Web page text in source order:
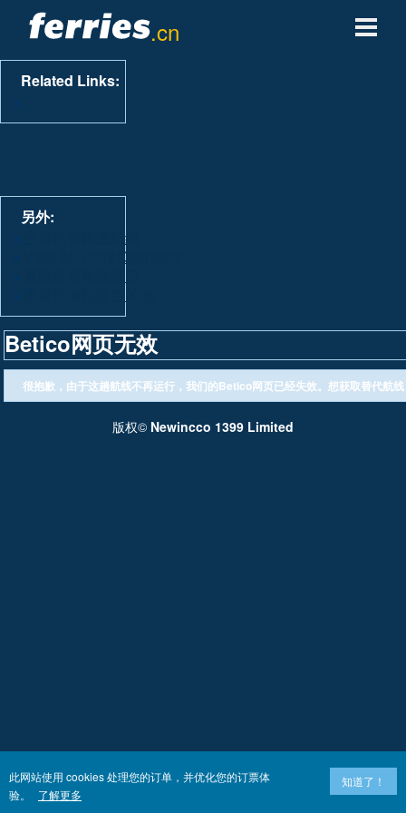
.cn
轮渡公司
轮渡目的地
轮渡港口
Related Links:
另外:
查看所有轮渡航线
View All Ferry Operators
Betico网页无效
很抱歉，由于这趟航线不再运行，我们的Betico网页已经失效。想获取替代航
版权© Newincco 1399 Limited
此网站使用 cookies 处理您的订单，并优化您的订票体
验。
了解更多
知道了！